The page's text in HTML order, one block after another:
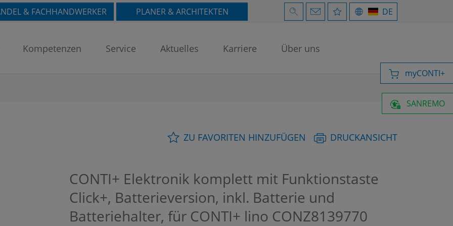
& FACHHANDWERKER PLANER & ARCHITEKTEN DE
Kompetenzen Service Aktuelles Karriere Über uns
SANREMO
myCONTI+
ZU FAVORITEN HINZUFÜGEN DRUCKANSICHT
CONTI+ Elektronik komplett mit Funktionstaste
Click+, Batterieversion, inkl. Batterie und
Batteriehalter, für CONTI+ lino CONZ8139770